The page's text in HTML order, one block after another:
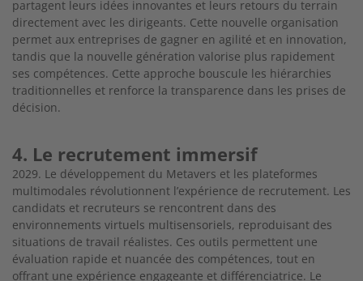
partagent leurs idées innovantes et leurs retours du terrain
directement avec les dirigeants. Cette nouvelle organisation
permet aux entreprises de gagner en agilité et en innovation,
tandis que la nouvelle génération valorise plus rapidement
ses compétences. Cette approche bouscule les hiérarchies
traditionnelles et renforce la transparence dans les prises de
décision.
4. Le recrutement immersif
2029. Le développement du Metavers et les plateformes
multimodales révolutionnent l’expérience de recrutement. Les
candidats et recruteurs se rencontrent dans des
environnements virtuels multisensoriels, reproduisant des
situations de travail réalistes. Ces outils permettent une
évaluation rapide et nuancée des compétences, tout en
offrant une expérience engageante et différenciatrice. Le